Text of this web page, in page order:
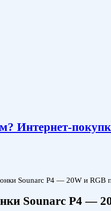
Интернет-
Sounarc P4 — 20W и RGB
Sounarc P4 —